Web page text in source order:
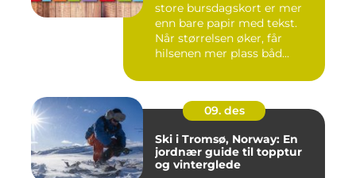
store bursdagskort er mer
enn bare papir med tekst.
Når størrelsen øker, får
hilsenen mer plass båd...
09. des
Ski i Tromsø, Norway: En
jordnær guide til topptur
og vinterglede